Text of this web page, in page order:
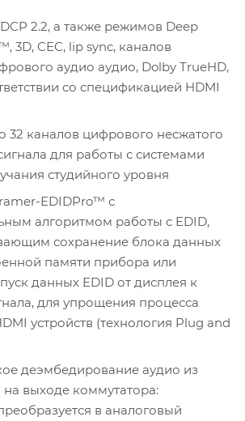
2.2, а также режимов Deep
3D, CEC, lip sync, каналов
аудио аудио, Dolby TrueHD,
со спецификацией HDMI
32 каналов цифрового несжатого
для работы с системами
студийного уровня
EDIDPro™ с
алгоритмом работы с EDID,
сохранение блока данных
памяти прибора или
данных EDID от дисплея к
для упрощения процесса
устройств (технология Plug and
деэмбедирование аудио из
на выходе коммутатора:
в аналоговый